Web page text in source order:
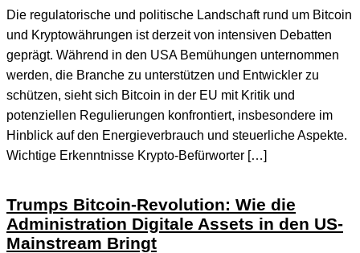
Die regulatorische und politische Landschaft rund um Bitcoin
und Kryptowährungen ist derzeit von intensiven Debatten
geprägt. Während in den USA Bemühungen unternommen
werden, die Branche zu unterstützen und Entwickler zu
schützen, sieht sich Bitcoin in der EU mit Kritik und
potenziellen Regulierungen konfrontiert, insbesondere im
Hinblick auf den Energieverbrauch und steuerliche Aspekte.
Wichtige Erkenntnisse Krypto-Befürworter […]
Trumps Bitcoin-Revolution: Wie die
Administration Digitale Assets in den US-
Mainstream Bringt